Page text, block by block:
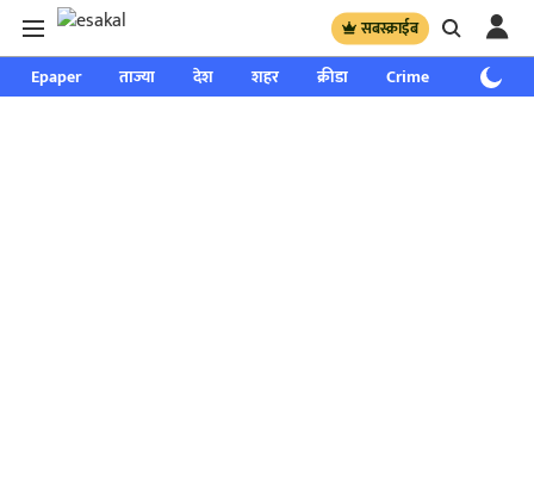
सबस्क्राईब
Epaper ताज्या देश शहर क्रीडा Crime साप्ताहिक